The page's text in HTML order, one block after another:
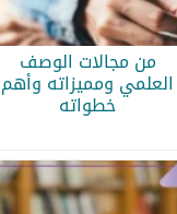
من مجالات الوصف
العلمي ومميزاته وأهم
خطواته